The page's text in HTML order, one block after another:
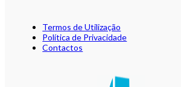
Termos de Utilização
Política de Privacidade
Contactos